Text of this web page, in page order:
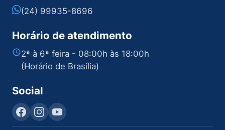
(24) 99935-8696
Horário de atendimento
2ª à 6ª feira - 08:00h às 18:00h
(Horário de Brasília)
Social